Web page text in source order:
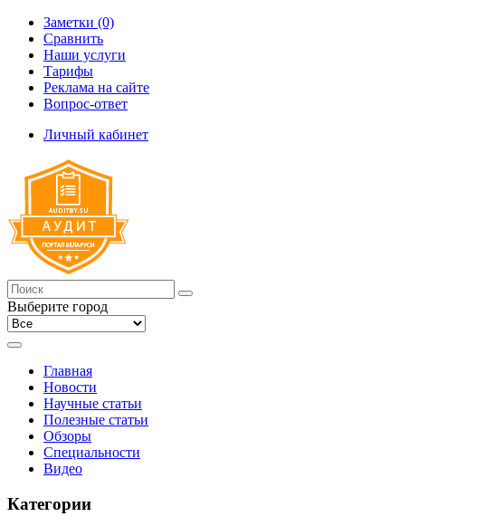
Заметки (0)
Сравнить
Наши услуги
Тарифы
Реклама на сайте
Вопрос-ответ
Личный кабинет
Выберите город
Главная
Новости
Научные статьи
Полезные статьи
Обзоры
Специальности
Видео
Категории